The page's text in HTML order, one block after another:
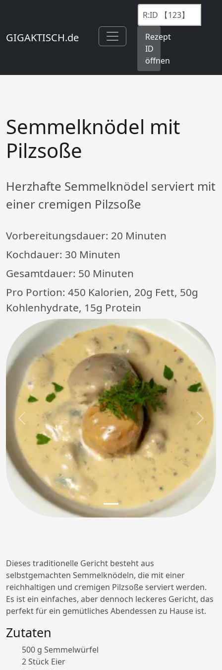
GIGAKTISCH.de
Rezept
ID
öffnen
Semmelknödel mit
Pilzsoße
Herzhafte Semmelknödel serviert mit
einer cremigen Pilzsoße
Vorbereitungsdauer: 20 Minuten
Kochdauer: 30 Minuten
Gesamtdauer: 50 Minuten
Pro Portion: 450 Kalorien, 20g Fett, 50g
Kohlenhydrate, 15g Protein
Previous Next
Dieses traditionelle Gericht besteht aus
selbstgemachten Semmelknödeln, die mit einer
reichhaltigen und cremigen Pilzsoße serviert werden.
Es ist ein einfaches, aber dennoch leckeres Gericht, das
perfekt für ein gemütliches Abendessen zu Hause ist.
Zutaten
500 g Semmelwürfel
2 Stück Eier